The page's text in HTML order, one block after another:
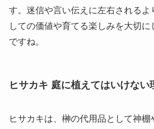
す。迷信や言い伝えに左右されるよ
しての価値や育てる楽しみを大切に
ですね。
ヒサカキ 庭に植えてはいけない
ヒサカキは、榊の代用品として神棚